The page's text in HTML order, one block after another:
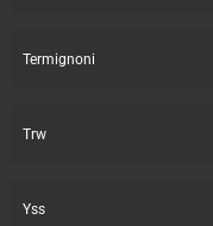
Termignoni
Trw
Yss